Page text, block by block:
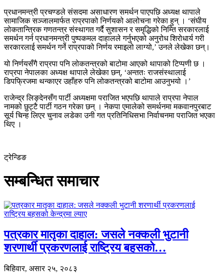
प्रधानमन्त्री प्रचण्डले संसदमा असाधारण समर्थन पाएपछि अध्यक्ष थापाले
सामाजिक सञ्जालमार्फत राप्रपाको निर्णयको आलोचना गरेका हुन् । ‘संघीय
लोकतान्त्रिक गणतन्त्र संस्थागत गर्दै सुशासन र समृद्धिको निम्ति सरकारलाई
समर्थन गर्न प्रधानमन्त्री पुष्पकमल दाहालले गर्नुभएको अनुरोध शिरोधार्य गरी
सरकारलाई समर्थन गर्ने राप्रपाको निर्णय रमाइलो लाग्यो,’ उनले लेखेका छन्।
यो निर्णयसँगै राप्रपा पनि लोकतन्त्रको बाटोमा आएको थापाको टिप्पणी छ ।
राप्रपा नेपालका अध्यक्ष थापाले लेखेका छन्, ‘अन्ततः राजसंस्थालाई
डिपफ्रिजमा थन्काएर उहाँहरु पनि लोकतन्त्रको बाटोमा आउनुभयो ।’
राजेन्द्र लिङ्देनसँग पार्टी अध्यक्षमा पराजित भएपछि थापाले राप्रपा नेपाल
नामको छुट्टै पार्टी गठन गरेका छन् । नेकपा एमालेको समर्थनमा मकवानपुरबाट
सूर्य चिन्ह लिएर चुनाव लडेका उनी गत प्रतिनिधिसभा निर्वाचनमा पराजित भएका
थिए ।
ट्रेन्डिङ
सम्बन्धित समाचार
पत्रकार मातृका दाहाल: जसले नक्कली भुटानी
शरणार्थी प्रकरणलाई राष्ट्रिय बहसको…
बिहिवार, असार २५, २०८३